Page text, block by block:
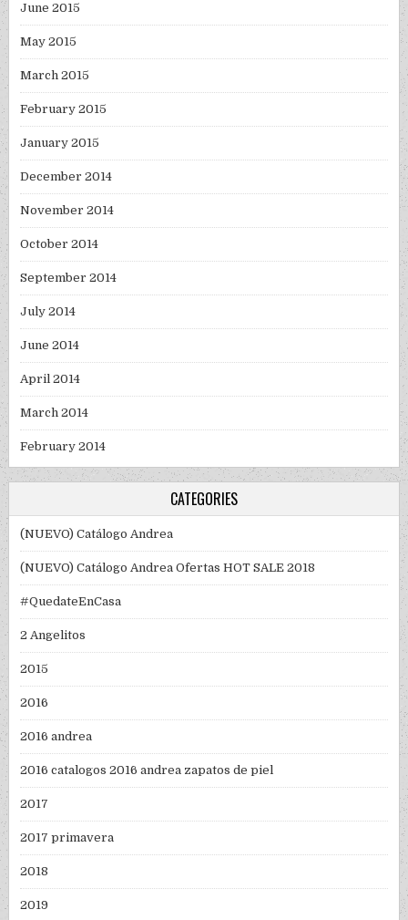
June 2015
May 2015
March 2015
February 2015
January 2015
December 2014
November 2014
October 2014
September 2014
July 2014
June 2014
April 2014
March 2014
February 2014
CATEGORIES
(NUEVO) Catálogo Andrea
(NUEVO) Catálogo Andrea Ofertas HOT SALE 2018
#QuedateEnCasa
2 Angelitos
2015
2016
2016 andrea
2016 catalogos 2016 andrea zapatos de piel
2017
2017 primavera
2018
2019